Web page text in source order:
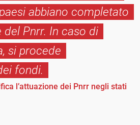
abbiano completato
del Pnrr. In caso di
si procede
fondi.
l’attuazione dei Pnrr negli stati